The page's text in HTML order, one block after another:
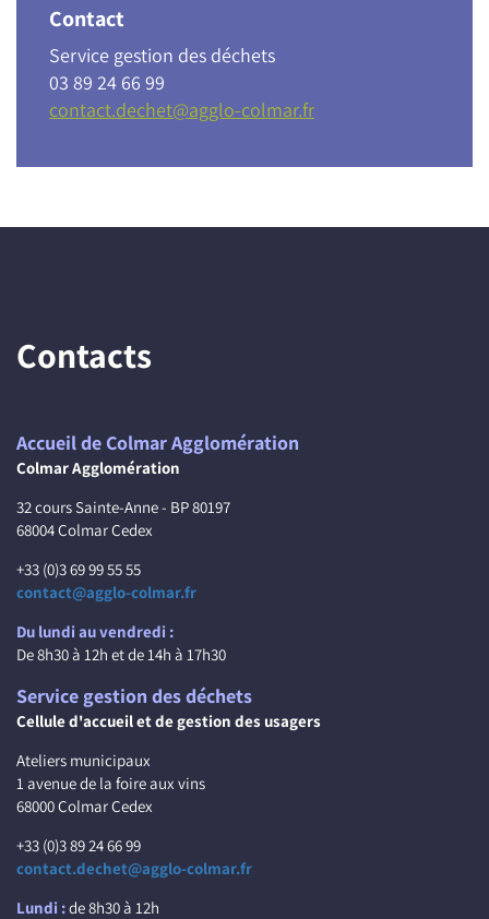
Contact
Service gestion des déchets
03 89 24 66 99
contact.dechet@agglo-colmar.fr
Contacts
Accueil de Colmar Agglomération
Colmar Agglomération
32 cours Sainte-Anne - BP 80197
68004 Colmar Cedex
+33 (0)3 69 99 55 55
contact@agglo-colmar.fr
Du lundi au vendredi :
De 8h30 à 12h et de 14h à 17h30
Service gestion des déchets
Cellule d'accueil et de gestion des usagers
Ateliers municipaux
1 avenue de la foire aux vins
68000 Colmar Cedex
+33 (0)3 89 24 66 99
contact.dechet@agglo-colmar.fr
Lundi :de 8h30 à 12h